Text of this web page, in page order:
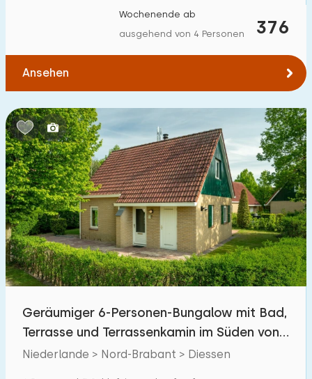
376
Wochenende ab
ausgehend von 4 Personen
Ansehen
Geräumiger 6-Personen-Bungalow mit Bad,
Terrasse und Terrassenkamin im Süden von
Brabant
Niederlande > Nord-Brabant > Diessen